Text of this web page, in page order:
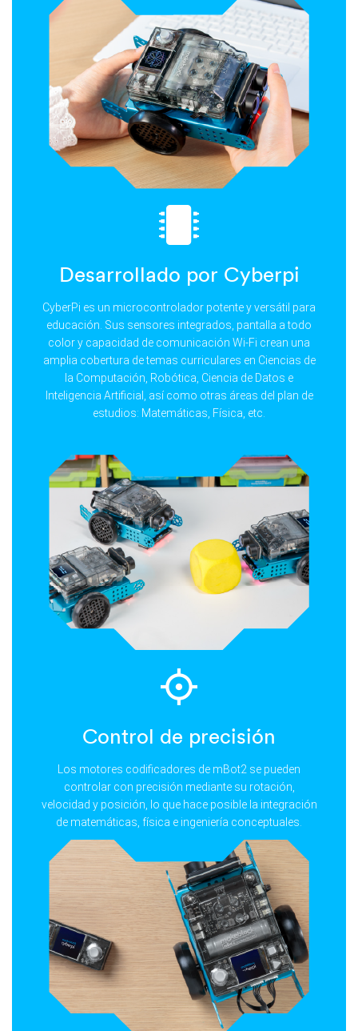
Desarrollado por Cyberpi
CyberPi es un microcontrolador potente y versátil para
educación. Sus sensores integrados, pantalla a todo
color y capacidad de comunicación Wi-Fi crean una
amplia cobertura de temas curriculares en Ciencias de
la Computación, Robótica, Ciencia de Datos e
Inteligencia Artificial, así como otras áreas del plan de
estudios: Matemáticas, Física, etc.
Control de precisión
Los motores codificadores de mBot2 se pueden
controlar con precisión mediante su rotación,
velocidad y posición, lo que hace posible la integración
de matemáticas, física e ingeniería conceptuales.